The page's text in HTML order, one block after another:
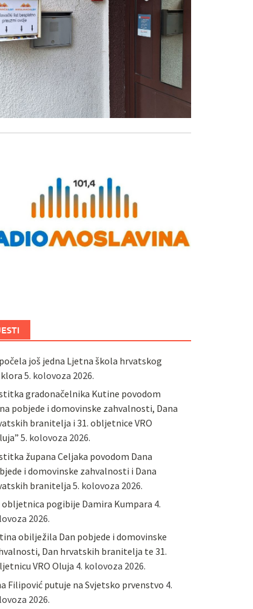
još jedna Ljetna škola hrvatskog
5. kolovoza 2026.
gradonačelnika Kutine povodom
pobjede i domovinske zahvalnosti, Dana
branitelja i 31. obljetnice VRO
5. kolovoza 2026.
župana Celjaka povodom Dana
i domovinske zahvalnosti i Dana
branitelja 5. kolovoza 2026.
obljetnica pogibije Damira Kumpara 4.
2026.
obilježila Dan pobjede i domovinske
Dan hrvatskih branitelja te 31.
VRO Oluja 4. kolovoza 2026.
Filipović putuje na Svjetsko prvenstvo 4.
2026.